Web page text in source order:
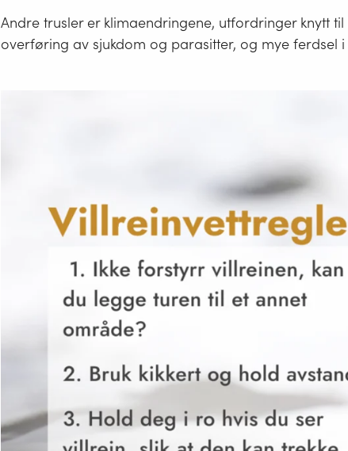
Andre trusler er klimaendringene, utfordringer knytt
overføring av sjukdom og parasitter, og mye ferdsel i